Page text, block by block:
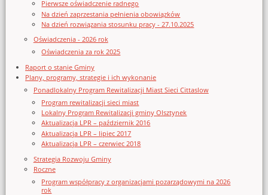
Pierwsze oświadczenie radnego
Na dzień zaprzestania pełnienia obowiązków
Na dzień rozwiązania stosunku pracy - 27.10.2025
Oświadczenia - 2026 rok
Oświadczenia za rok 2025
Raport o stanie Gminy
Plany, programy, strategie i ich wykonanie
Ponadlokalny Program Rewitalizacji Miast Sieci Cittaslow
Program rewitalizacji sieci miast
Lokalny Program Rewitalizacji gminy Olsztynek
Aktualizacja LPR – październik 2016
Aktualizacja LPR – lipiec 2017
Aktualizacja LPR – czerwiec 2018
Strategia Rozwoju Gminy
Roczne
Program współpracy z organizacjami pozarządowymi na 2026
rok